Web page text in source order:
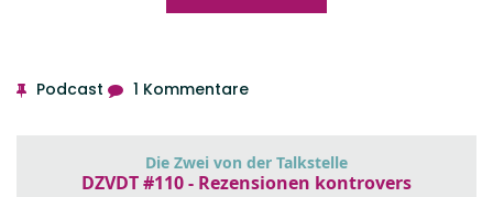
Podcast 1 Kommentare